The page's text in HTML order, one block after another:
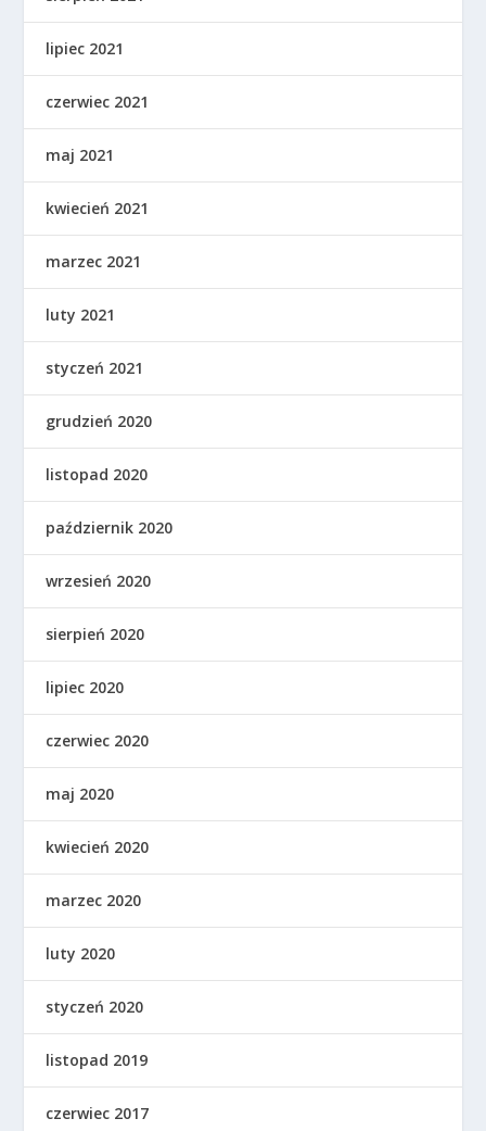
lipiec 2021
czerwiec 2021
maj 2021
kwiecień 2021
marzec 2021
luty 2021
styczeń 2021
grudzień 2020
listopad 2020
październik 2020
wrzesień 2020
sierpień 2020
lipiec 2020
czerwiec 2020
maj 2020
kwiecień 2020
marzec 2020
luty 2020
styczeń 2020
listopad 2019
czerwiec 2017